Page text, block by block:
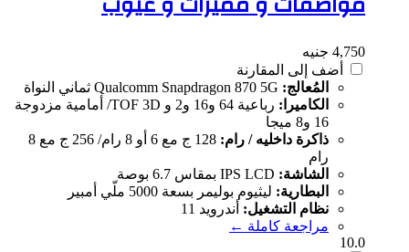
4,750 جنيه
أضف إلى المقارنة
المُعالج:
الكاميرا:
رباعية 64 و16 و2 و TOF 3D/ أمامية مزدوجة
16 و8 ميجا
ذاكرة داخليه / رام:
128 ج مع 6 أو 8 رام/ 256 ج مع 8
رام
الشاشة:
البطارية: ليثيوم بوليمر بسعة 5000 ملّي أمبير
نظام التشغيل: أندرويد 11
مراجعة كاملة ←
10.0